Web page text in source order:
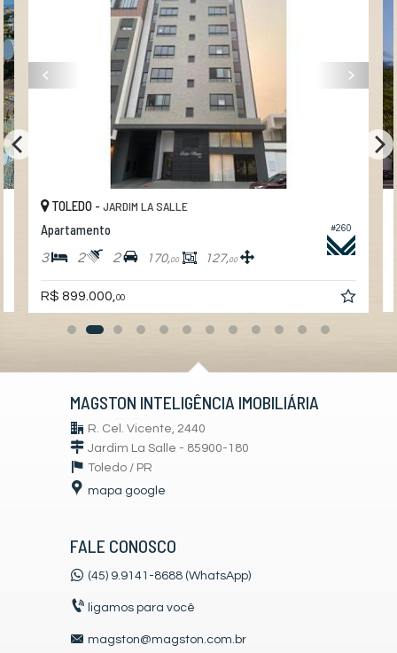
#260
TOLEDO - JARDIM LA SALLE
Apartamento
3 2 2 170,00 127,00
R$ 899.000, 00
MAGSTON INTELIGÊNCIA IMOBILIÁRIA
R. Cel. Vicente, 2440
Jardim La Salle - 85900-180
Toledo / PR
mapa google
FALE CONOSCO
(45) 9.9141-8688 (WhatsApp)
ligamos para você
magston@magston.com.br